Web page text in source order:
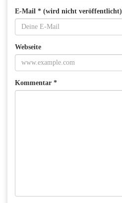
E-Mail * (wird nicht veröffentlicht)
Webseite
Kommentar *